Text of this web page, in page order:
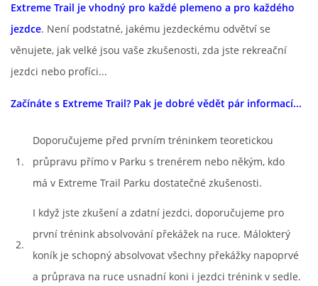
Extreme Trail je vhodný pro každé plemeno a pro každého
jezdce. Není podstatné, jakému jezdeckému odvětví se
věnujete, jak velké jsou vaše zkušenosti, zda jste rekreační
jezdci nebo profíci...
Začínáte s Extreme Trail? Pak je dobré vědět pár informací...
1.
Doporučujeme před prvním tréninkem teoretickou
průpravu přímo v Parku s trenérem nebo někým, kdo
má v Extreme Trail Parku dostatečné zkušenosti.
2.
I když jste zkušení a zdatní jezdci, doporučujeme pro
první trénink absolvování překážek na ruce. Málokterý
koník je schopný absolvovat všechny překážky napoprvé
a průprava na ruce usnadní koni i jezdci trénink v sedle.